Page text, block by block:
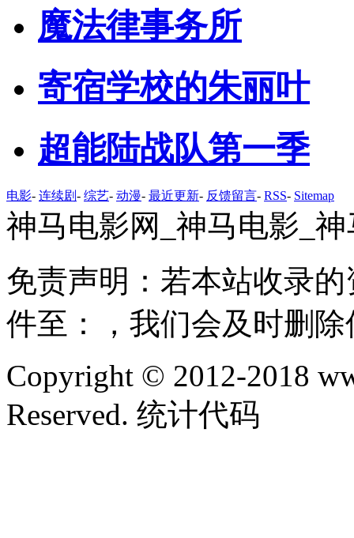
魔法律事务所
寄宿学校的朱丽叶
超能陆战队第一季
电影- 连续剧- 综艺- 动漫- 最近更新- 反馈留言- RSS- Sitemap
神马电影网_神马电影_
免责声明：若本站收录
件至：，我们会及时删
Copyright © 2012-2018
Reserved. 统计代码